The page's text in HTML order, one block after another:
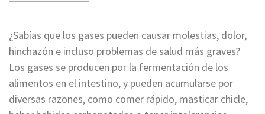
¿Sabías que los gases pueden causar molestias, dolor,
hinchazón e incluso problemas de salud más graves?
Los gases se producen por la fermentación de los
alimentos en el intestino, y pueden acumularse por
diversas razones, como comer rápido, masticar chicle,